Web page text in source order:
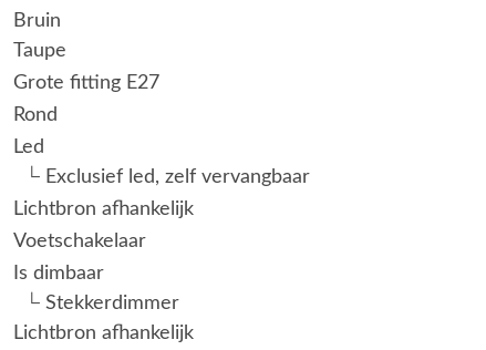
Bruin
Taupe
Grote fitting E27
Rond
Led
└ Exclusief led, zelf vervangbaar
Lichtbron afhankelijk
Voetschakelaar
Is dimbaar
└ Stekkerdimmer
Lichtbron afhankelijk